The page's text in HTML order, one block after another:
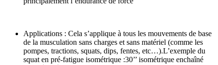
Applications : Cela s’applique à tous les mouvements de base
de la musculation sans charges et sans matériel (comme les
pompes, tractions, squats, dips, fentes, etc…).L’exemple du
squat en pré-fatigue isométrique :30’’ isométrique enchaîné